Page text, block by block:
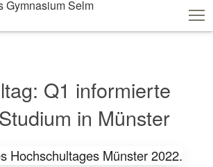
Schule
Fachbereiche
Q1 informierte
in Münster